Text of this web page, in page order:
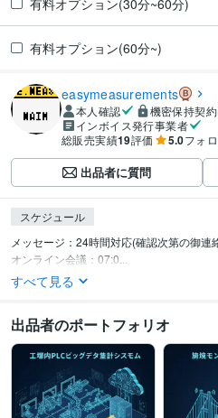
有料オプション(60分~)
easymeasurements
本人確認
機密保持契
インボイス発行事業者
総販売実績19評価 5.0フォ
出品者に質問
スケジュール
メッセージ：24時間対応(確認次第の御連
オンライン会議：07:0...
すべて見る
出品者のポートフォリオ